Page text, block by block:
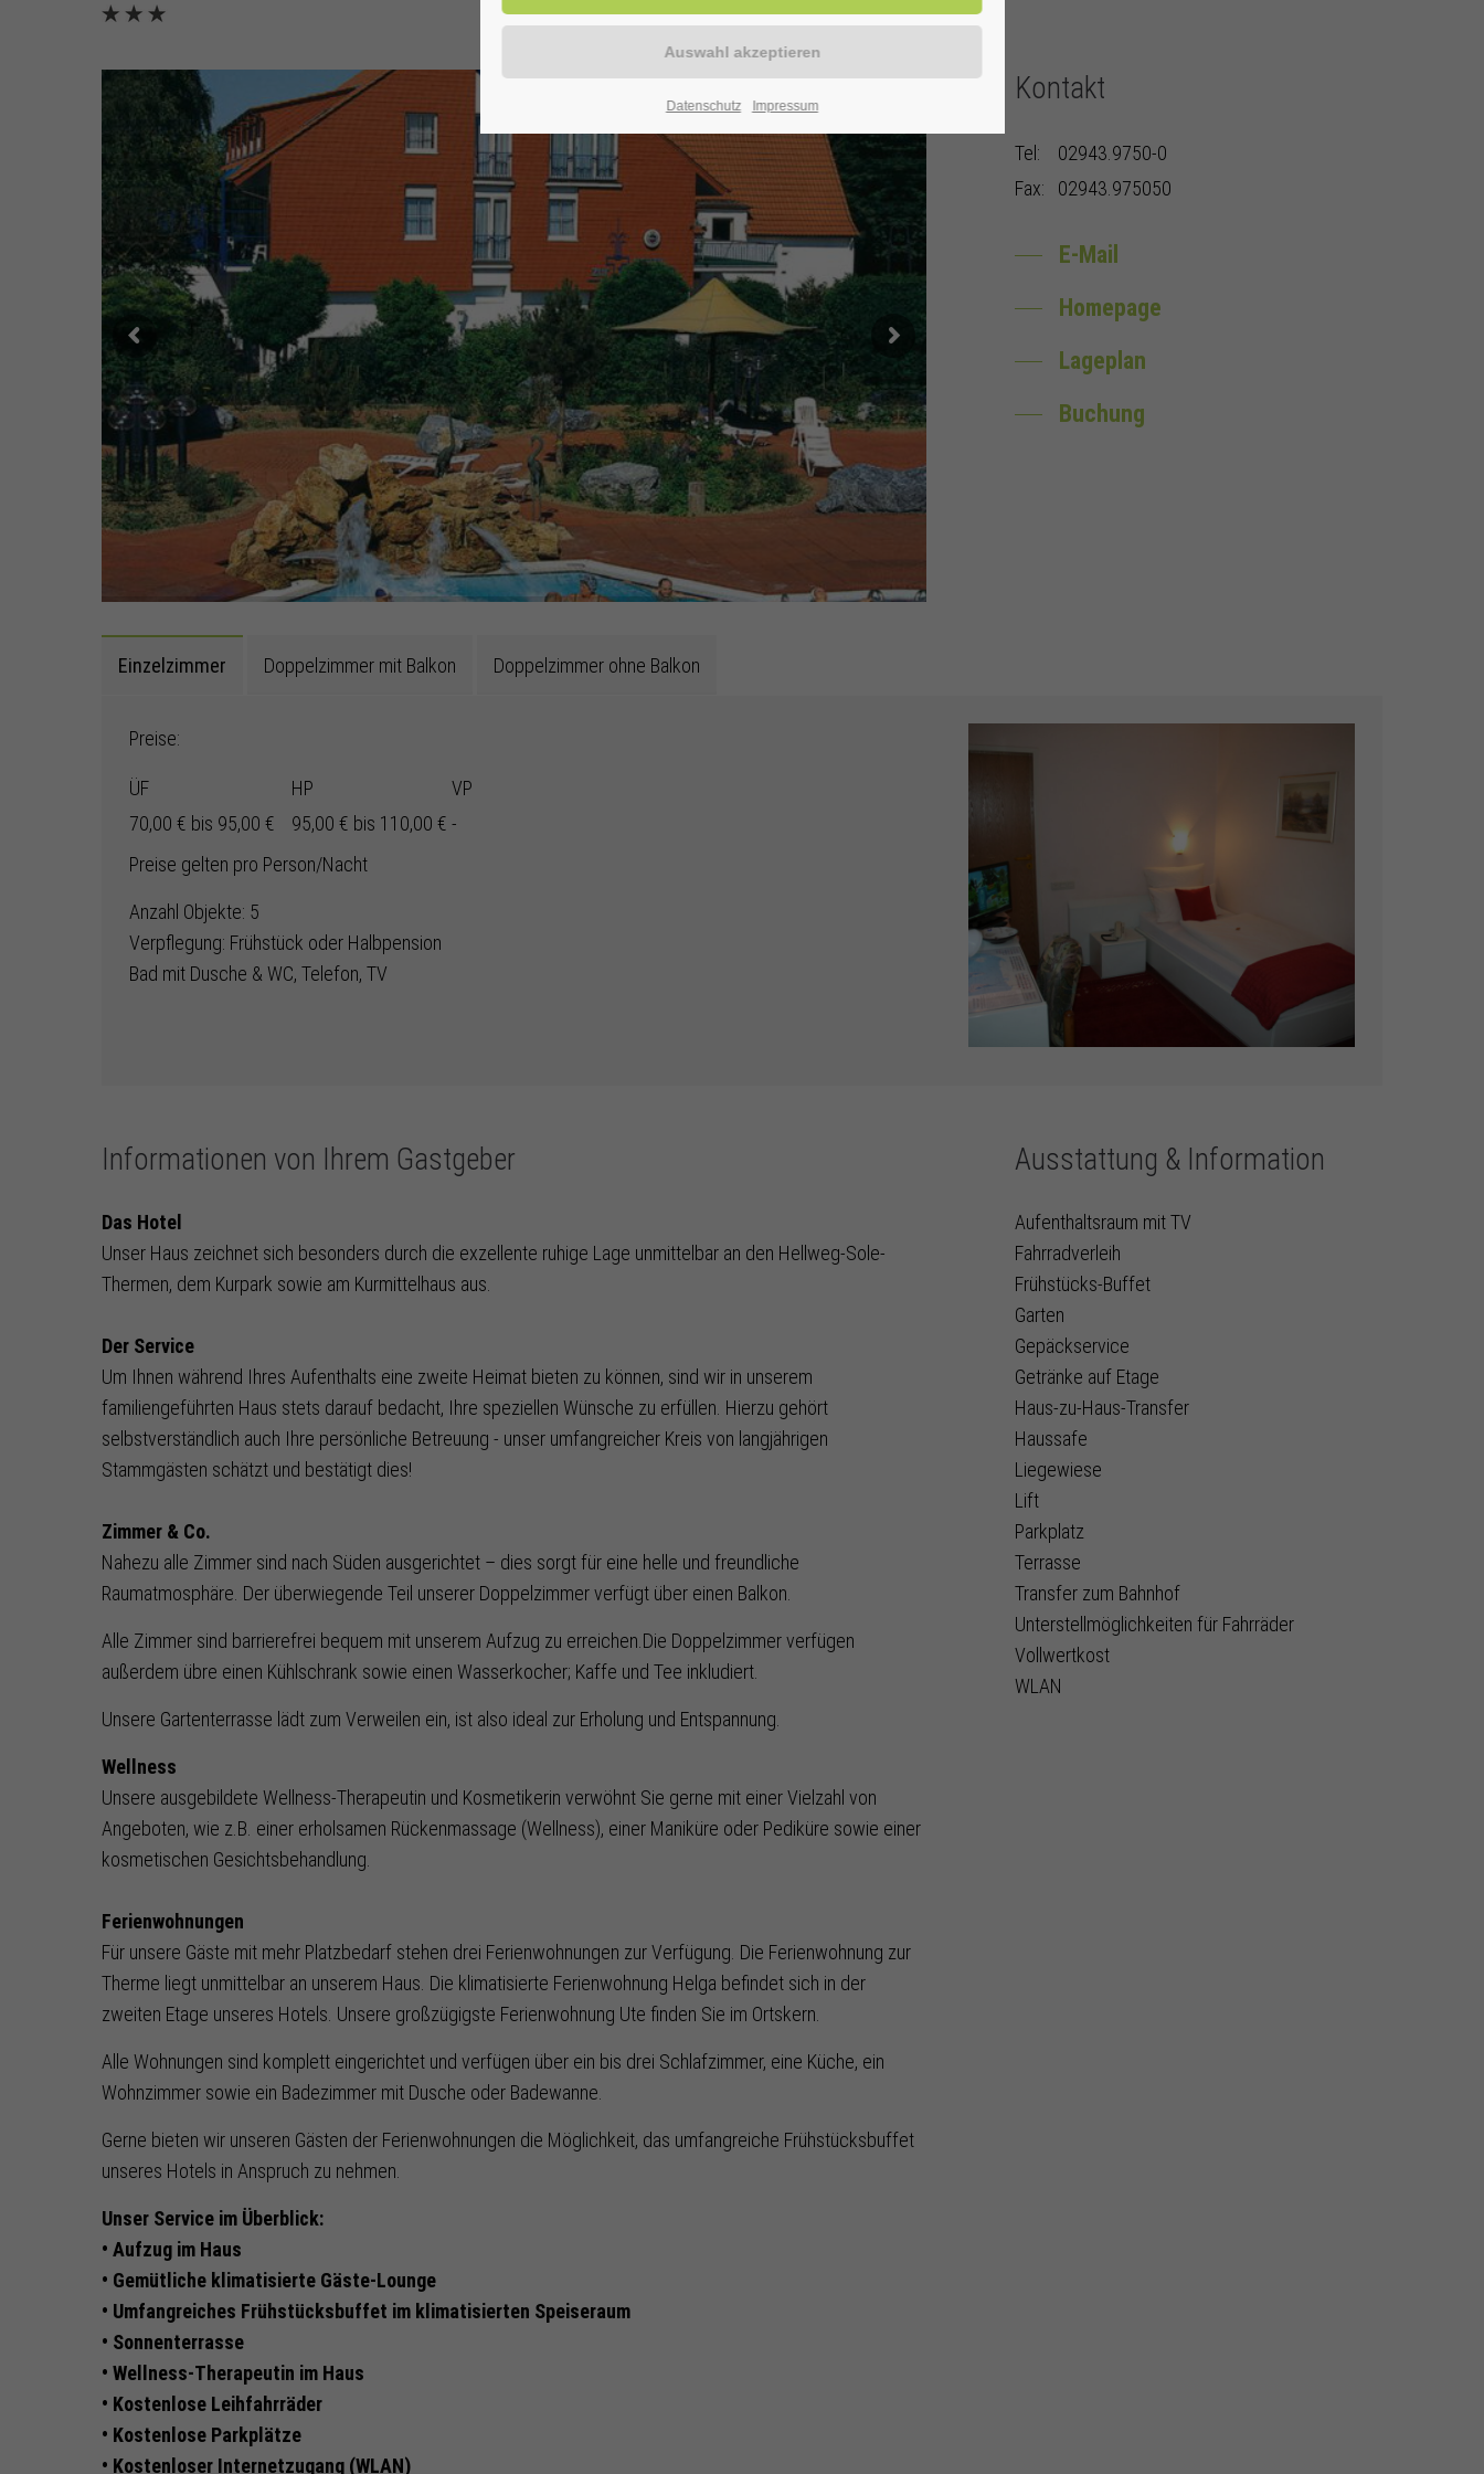
Kontakt
Tel:
02943.9750-0
Fax:
02943.975050
E-Mail
Homepage
Lageplan
Buchung
Einzelzimmer Doppelzimmer mit Balkon Doppelzimmer ohne Balkon
Preise:
ÜF HP
VP
70,00 € bis 95,00 €
95,00 € bis 110,00 € -
Preise gelten pro Person/Nacht
Anzahl Objekte: 5
Verpflegung: Frühstück oder Halbpension
Bad mit Dusche & WC, Telefon, TV
Informationen von Ihrem Gastgeber
Das Hotel
Unser Haus zeichnet sich besonders durch die exzellente ruhige Lage unmittelbar an den Hellweg-Sole-
Thermen, dem Kurpark sowie am Kurmittelhaus aus.
Der Service
Um Ihnen während Ihres Aufenthalts eine zweite Heimat bieten zu können, sind wir in unserem
familiengeführten Haus stets darauf bedacht, Ihre speziellen Wünsche zu erfüllen. Hierzu gehört
selbstverständlich auch Ihre persönliche Betreuung - unser umfangreicher Kreis von langjährigen
Stammgästen schätzt und bestätigt dies!
Zimmer & Co.
Nahezu alle Zimmer sind nach Süden ausgerichtet – dies sorgt für eine helle und freundliche
Raumatmosphäre. Der überwiegende Teil unserer Doppelzimmer verfügt über einen Balkon.
Alle Zimmer sind barrierefrei bequem mit unserem Aufzug zu erreichen.Die Doppelzimmer verfügen
außerdem übre einen Kühlschrank sowie einen Wasserkocher; Kaffe und Tee inkludiert.
Unsere Gartenterrasse lädt zum Verweilen ein, ist also ideal zur Erholung und Entspannung.
Wellness
Unsere ausgebildete Wellness-Therapeutin und Kosmetikerin verwöhnt Sie gerne mit einer Vielzahl von
Angeboten, wie z.B. einer erholsamen Rückenmassage (Wellness), einer Maniküre oder Pediküre sowie einer
kosmetischen Gesichtsbehandlung.
Ferienwohnungen
Für unsere Gäste mit mehr Platzbedarf stehen drei Ferienwohnungen zur Verfügung. Die Ferienwohnung zur
Therme liegt unmittelbar an unserem Haus. Die klimatisierte Ferienwohnung Helga befindet sich in der
zweiten Etage unseres Hotels. Unsere großzügigste Ferienwohnung Ute finden Sie im Ortskern.
Alle Wohnungen sind komplett eingerichtet und verfügen über ein bis drei Schlafzimmer, eine Küche, ein
Wohnzimmer sowie ein Badezimmer mit Dusche oder Badewanne.
Gerne bieten wir unseren Gästen der Ferienwohnungen die Möglichkeit, das umfangreiche Frühstücksbuffet
unseres Hotels in Anspruch zu nehmen.
Unser Service im Überblick:
• Aufzug im Haus
• Gemütliche klimatisierte Gäste-Lounge
• Umfangreiches Frühstücksbuffet im klimatisierten Speiseraum
• Sonnenterrasse
• Wellness-Therapeutin im Haus
• Kostenlose Leihfahrräder
• Kostenlose Parkplätze
• Kostenloser Internetzugang (WLAN)
Ausstattung & Information
Aufenthaltsraum mit TV
Fahrradverleih
Frühstücks-Buffet
Garten
Gepäckservice
Getränke auf Etage
Haus-zu-Haus-Transfer
Haussafe
Liegewiese
Lift
Parkplatz
Terrasse
Transfer zum Bahnhof
Unterstellmöglichkeiten für Fahrräder
Vollwertkost
WLAN
Datenschutz Impressum